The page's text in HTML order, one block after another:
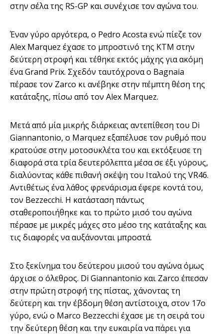
στην σέλα της RS-GP και συνέχισε τον αγώνα του.
Έναν γύρο αργότερα, ο Pedro Acosta ενώ πίεζε τον
Alex Marquez έχασε το μπροστινό της ΚΤΜ στην
δεύτερη στροφή και τέθηκε εκτός μάχης για ακόμη
ένα Grand Prix. Σχεδόν ταυτόχρονα ο Bagnaia
πέρασε τον Zarco κι ανέβηκε στην πέμπτη θέση της
κατάταξης, πίσω από τον Alex Marquez.
Μετά από μία μικρής διάρκειας αντεπίθεση του Di
Giannantonio, o Marquez εξαπέλυσε τον ρυθμό που
κρατούσε στην μοτοσυκλέτα του και εκτόξευσε τη
διαφορά στα τρία δευτερόλεπτα μέσα σε έξι γύρους,
διαλύοντας κάθε πιθανή σκέψη του Ιταλού της VR46.
Αντιθέτως ένα λάθος φρενάρισμα έφερε κοντά του,
τον Bezzecchi. Η κατάσταση πάντως
σταθεροποιήθηκε και το πρώτο μισό του αγώνα
πέρασε με μικρές μάχες στο μέσο της κατάταξης και
τις διαφορές να αυξάνονται μπροστά.
Στο ξεκίνημα του δεύτερου μισού του αγώνα όμως
άρχισε ο όλεθρος. Di Giannantonio και Zarco έπεσαν
στην πρώτη στροφή της πίστας, χάνοντας τη
δεύτερη και την έβδομη θέση αντίστοιχα, στον 17ο
γύρο, ενώ ο Marco Bezzecchi έχασε με τη σειρά του
την δεύτερη θέση και την ευκαιρία να πάρει για